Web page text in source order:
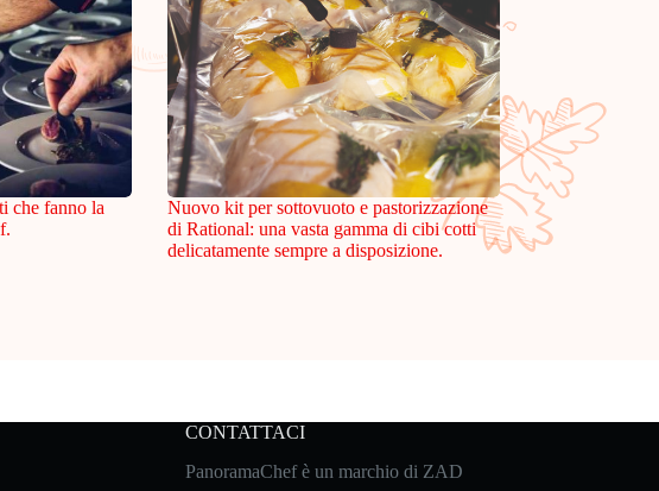
che fanno la
Nuovo kit per sottovuoto e pastorizzazione
di Rational: una vasta gamma di cibi cotti
delicatamente sempre a disposizione.
CONTATTACI
PanoramaChef è un marchio di ZAD